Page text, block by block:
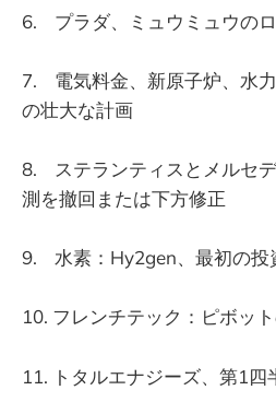
6. プラダ、ミュウミュウのロ
7. 電気料金、新原子炉、水
の壮大な計画
8. ステランティスとメルセ
測を撤回または下方修正
9. 水素：Hy2gen、最初の投
10. フレンチテック：ピボッ
11. トタルエナジーズ、第1